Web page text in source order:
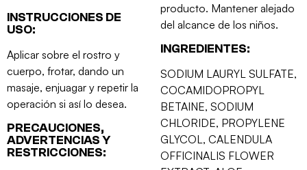
INSTRUCCIONES DE
USO:
Aplicar sobre el rostro y
cuerpo, frotar, dando un
masaje, enjuagar y repetir la
operación si así lo desea.
PRECAUCIONES,
ADVERTENCIAS Y
RESTRICCIONES:
producto. Mantener alejado
del alcance de los niños.
INGREDIENTES:
SODIUM LAURYL SULFATE,
COCAMIDOPROPYL
BETAINE, SODIUM
CHLORIDE, PROPYLENE
GLYCOL, CALENDULA
OFFICINALIS FLOWER